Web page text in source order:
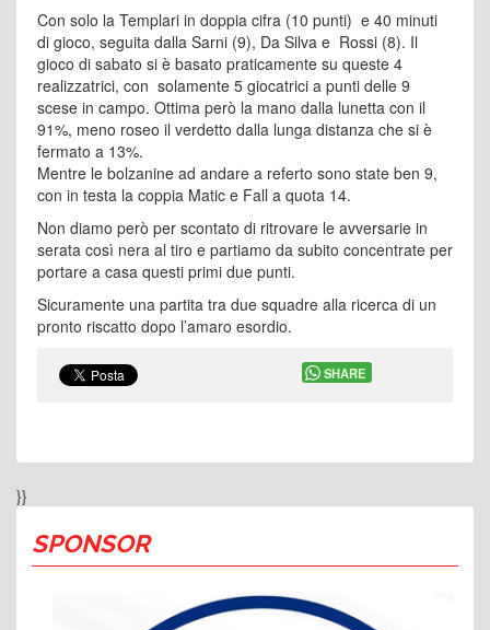
}}
SPONSOR
Con solo la Templari in doppia cifra (10 punti) e 40 minuti
di gioco, seguita dalla Sarni (9), Da Silva e Rossi (8). Il
gioco di sabato si è basato praticamente su queste 4
realizzatrici, con solamente 5 giocatrici a punti delle 9
scese in campo. Ottima però la mano dalla lunetta con il
91%, meno roseo il verdetto dalla lunga distanza che si è
fermato a 13%.
Mentre le bolzanine ad andare a referto sono state ben 9,
con in testa la coppia Matic e Fall a quota 14.
Non diamo però per scontato di ritrovare le avversarie in
serata così nera al tiro e partiamo da subito concentrate per
portare a casa questi primi due punti.
Sicuramente una partita tra due squadre alla ricerca di un
pronto riscatto dopo l’amaro esordio.
SHARE